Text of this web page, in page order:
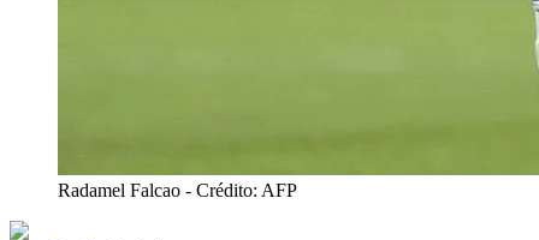
Radamel Falcao - Crédito: AFP